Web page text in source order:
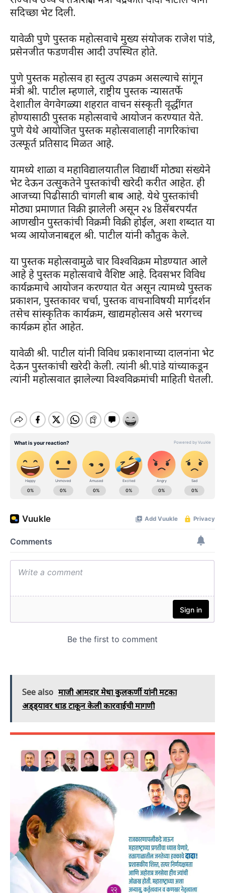
सदिच्छा भेट दिली.
यावेळी पुणे पुस्तक महोत्सवाचे मुख्य संयोजक राजेश पांडे,
प्रसेनजीत फडणवीस आदी उपस्थित होते.
पुणे पुस्तक महोत्सव हा स्तुत्य उपक्रम असल्याचे सांगून
मंत्री श्री. पाटील म्हणाले, राष्ट्रीय पुस्तक न्यासतर्फे
देशातील वेगवेगळ्या शहरात वाचन संस्कृती वृद्धींगत
होण्यासाठी पुस्तक महोत्सवाचे आयोजन करण्यात येते.
पुणे येथे आयोजित पुस्तक महोत्सवालाही नागरिकांचा
उत्स्फूर्त प्रतिसाद मिळत आहे.
यामध्ये शाळा व महाविद्यालयातील विद्यार्थी मोठ्या संख्येने
भेट देऊन उत्सुकतेने पुस्तकांची खरेदी करीत आहेत. ही
आजच्या पिढीसाठी चांगली बाब आहे. येथे पुस्तकांची
मोठ्या प्रमाणात विक्री झालेली असून २४ डिसेंबरपर्यंत
आणखीन पुस्तकांची विक्रमी विक्री होईल, अशा शब्दात या
भव्य आयोजनाबद्दल श्री. पाटील यांनी कौतुक केले.
या पुस्तक महोत्सवामुळे चार विश्वविक्रम मोडण्यात आले
आहे हे पुस्तक महोत्सवाचे वैशिष्ट आहे. दिवसभर विविध
कार्यक्रमाचे आयोजन करण्यात येत असून त्यामध्ये पुस्तक
प्रकाशन, पुस्तकावर चर्चा, पुस्तक वाचनाविषयी मार्गदर्शन
तसेच सांस्कृतिक कार्यक्रम, खाद्यमहोत्सव असे भरगच्च
कार्यक्रम होत आहेत.
यावेळी श्री. पाटील यांनी विविध प्रकाशनाच्या दालनांना भेट
देऊन पुस्तकांची खरेदी केली. त्यांनी श्री.पांडे यांच्याकडून
त्यांनी महोत्सवात झालेल्या विश्वविक्रमांची माहिती घेतली.
See also माजी आमदार मेधा कुलकर्णी यांनी मटका
अड्ड्यावर धाड टाकून केली कारवाईची मागणी